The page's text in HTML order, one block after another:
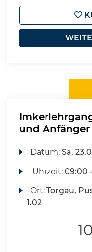
und Anfänger
Datum:Sa.
Uhrzeit:09:00
Ort:Torgau,
1.02